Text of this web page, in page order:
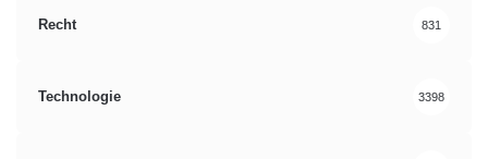
Recht 831
Technologie 3398